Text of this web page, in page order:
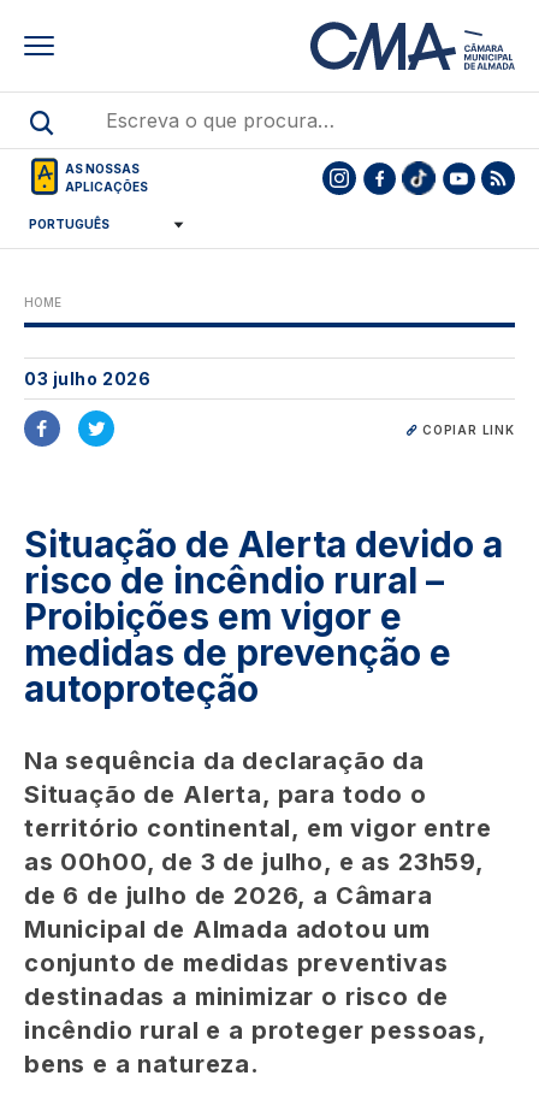
AS NOSSAS
APLICAÇÕES
HOME
03 julho 2026
COPIAR LINK
Situação de Alerta devido a
risco de incêndio rural –
Proibições em vigor e
medidas de prevenção e
autoproteção
Na sequência da declaração da
Situação de Alerta, para todo o
território continental, em vigor entre
as 00h00, de 3 de julho, e as 23h59,
de 6 de julho de 2026, a Câmara
Municipal de Almada adotou um
conjunto de medidas preventivas
destinadas a minimizar o risco de
incêndio rural e a proteger pessoas,
bens e a natureza.